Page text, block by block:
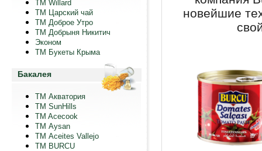
ТМ Willard
ТМ Царский чай
ТМ Доброе Утро
ТМ Добрыня Никитич
Эконом
ТМ Букеты Крыма
Бакалея
ТМ Акватория
ТМ SunHills
TM Acecook
ТМ Aysan
ТМ Aceites Vallejo
TM BURCU
новейшие